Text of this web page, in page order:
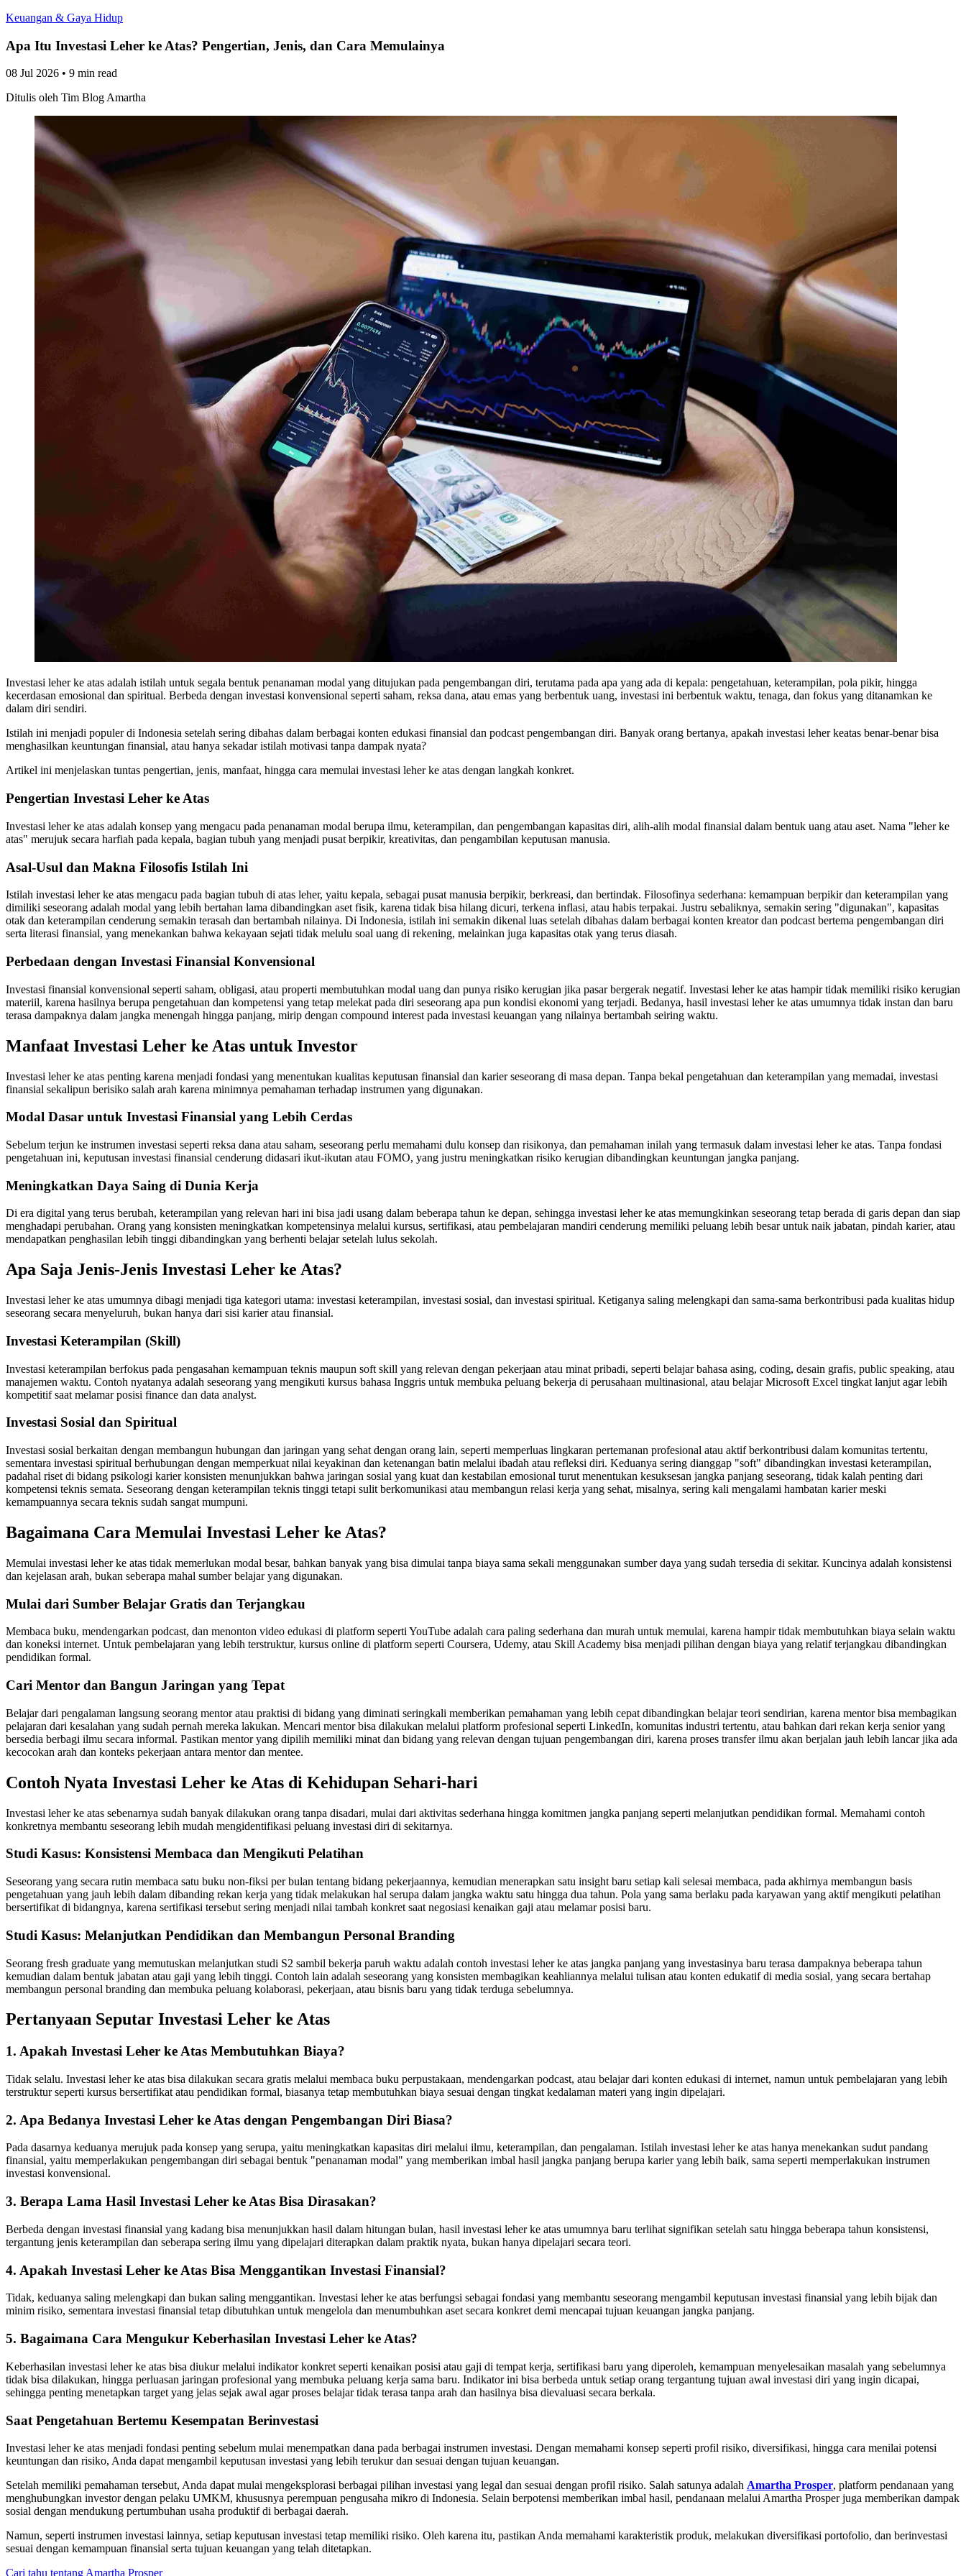
Keuangan & Gaya Hidup
Apa Itu Investasi Leher ke Atas? Pengertian, Jenis, dan Cara Memulainya
08 Jul 2026 • 9 min read
Ditulis oleh Tim Blog Amartha
Investasi leher ke atas adalah istilah untuk segala bentuk penanaman modal yang ditujukan pada pengembangan diri, terutama pada apa yang ada di kepala: pengetahuan, keterampilan, pola pikir, hingga
kecerdasan emosional dan spiritual. Berbeda dengan investasi konvensional seperti saham, reksa dana, atau emas yang berbentuk uang, investasi ini berbentuk waktu, tenaga, dan fokus yang ditanamkan ke
dalam diri sendiri.
Istilah ini menjadi populer di Indonesia setelah sering dibahas dalam berbagai konten edukasi finansial dan podcast pengembangan diri. Banyak orang bertanya, apakah investasi leher keatas benar-benar bisa
menghasilkan keuntungan finansial, atau hanya sekadar istilah motivasi tanpa dampak nyata?
Artikel ini menjelaskan tuntas pengertian, jenis, manfaat, hingga cara memulai investasi leher ke atas dengan langkah konkret.
Pengertian Investasi Leher ke Atas
Investasi leher ke atas adalah konsep yang mengacu pada penanaman modal berupa ilmu, keterampilan, dan pengembangan kapasitas diri, alih-alih modal finansial dalam bentuk uang atau aset. Nama "leher ke
atas" merujuk secara harfiah pada kepala, bagian tubuh yang menjadi pusat berpikir, kreativitas, dan pengambilan keputusan manusia.
Asal-Usul dan Makna Filosofis Istilah Ini
Istilah investasi leher ke atas mengacu pada bagian tubuh di atas leher, yaitu kepala, sebagai pusat manusia berpikir, berkreasi, dan bertindak. Filosofinya sederhana: kemampuan berpikir dan keterampilan yang
dimiliki seseorang adalah modal yang lebih bertahan lama dibandingkan aset fisik, karena tidak bisa hilang dicuri, terkena inflasi, atau habis terpakai. Justru sebaliknya, semakin sering "digunakan", kapasitas
otak dan keterampilan cenderung semakin terasah dan bertambah nilainya. Di Indonesia, istilah ini semakin dikenal luas setelah dibahas dalam berbagai konten kreator dan podcast bertema pengembangan diri
serta literasi finansial, yang menekankan bahwa kekayaan sejati tidak melulu soal uang di rekening, melainkan juga kapasitas otak yang terus diasah.
Perbedaan dengan Investasi Finansial Konvensional
Investasi finansial konvensional seperti saham, obligasi, atau properti membutuhkan modal uang dan punya risiko kerugian jika pasar bergerak negatif. Investasi leher ke atas hampir tidak memiliki risiko kerugian
materiil, karena hasilnya berupa pengetahuan dan kompetensi yang tetap melekat pada diri seseorang apa pun kondisi ekonomi yang terjadi. Bedanya, hasil investasi leher ke atas umumnya tidak instan dan baru
terasa dampaknya dalam jangka menengah hingga panjang, mirip dengan compound interest pada investasi keuangan yang nilainya bertambah seiring waktu.
Manfaat Investasi Leher ke Atas untuk Investor
Investasi leher ke atas penting karena menjadi fondasi yang menentukan kualitas keputusan finansial dan karier seseorang di masa depan. Tanpa bekal pengetahuan dan keterampilan yang memadai, investasi
finansial sekalipun berisiko salah arah karena minimnya pemahaman terhadap instrumen yang digunakan.
Modal Dasar untuk Investasi Finansial yang Lebih Cerdas
Sebelum terjun ke instrumen investasi seperti reksa dana atau saham, seseorang perlu memahami dulu konsep dan risikonya, dan pemahaman inilah yang termasuk dalam investasi leher ke atas. Tanpa fondasi
pengetahuan ini, keputusan investasi finansial cenderung didasari ikut-ikutan atau FOMO, yang justru meningkatkan risiko kerugian dibandingkan keuntungan jangka panjang.
Meningkatkan Daya Saing di Dunia Kerja
Di era digital yang terus berubah, keterampilan yang relevan hari ini bisa jadi usang dalam beberapa tahun ke depan, sehingga investasi leher ke atas memungkinkan seseorang tetap berada di garis depan dan siap
menghadapi perubahan. Orang yang konsisten meningkatkan kompetensinya melalui kursus, sertifikasi, atau pembelajaran mandiri cenderung memiliki peluang lebih besar untuk naik jabatan, pindah karier, atau
mendapatkan penghasilan lebih tinggi dibandingkan yang berhenti belajar setelah lulus sekolah.
Apa Saja Jenis-Jenis Investasi Leher ke Atas?
Investasi leher ke atas umumnya dibagi menjadi tiga kategori utama: investasi keterampilan, investasi sosial, dan investasi spiritual. Ketiganya saling melengkapi dan sama-sama berkontribusi pada kualitas hidup
seseorang secara menyeluruh, bukan hanya dari sisi karier atau finansial.
Investasi Keterampilan (Skill)
Investasi keterampilan berfokus pada pengasahan kemampuan teknis maupun soft skill yang relevan dengan pekerjaan atau minat pribadi, seperti belajar bahasa asing, coding, desain grafis, public speaking, atau
manajemen waktu. Contoh nyatanya adalah seseorang yang mengikuti kursus bahasa Inggris untuk membuka peluang bekerja di perusahaan multinasional, atau belajar Microsoft Excel tingkat lanjut agar lebih
kompetitif saat melamar posisi finance dan data analyst.
Investasi Sosial dan Spiritual
Investasi sosial berkaitan dengan membangun hubungan dan jaringan yang sehat dengan orang lain, seperti memperluas lingkaran pertemanan profesional atau aktif berkontribusi dalam komunitas tertentu,
sementara investasi spiritual berhubungan dengan memperkuat nilai keyakinan dan ketenangan batin melalui ibadah atau refleksi diri. Keduanya sering dianggap "soft" dibandingkan investasi keterampilan,
padahal riset di bidang psikologi karier konsisten menunjukkan bahwa jaringan sosial yang kuat dan kestabilan emosional turut menentukan kesuksesan jangka panjang seseorang, tidak kalah penting dari
kompetensi teknis semata. Seseorang dengan keterampilan teknis tinggi tetapi sulit berkomunikasi atau membangun relasi kerja yang sehat, misalnya, sering kali mengalami hambatan karier meski
kemampuannya secara teknis sudah sangat mumpuni.
Bagaimana Cara Memulai Investasi Leher ke Atas?
Memulai investasi leher ke atas tidak memerlukan modal besar, bahkan banyak yang bisa dimulai tanpa biaya sama sekali menggunakan sumber daya yang sudah tersedia di sekitar. Kuncinya adalah konsistensi
dan kejelasan arah, bukan seberapa mahal sumber belajar yang digunakan.
Mulai dari Sumber Belajar Gratis dan Terjangkau
Membaca buku, mendengarkan podcast, dan menonton video edukasi di platform seperti YouTube adalah cara paling sederhana dan murah untuk memulai, karena hampir tidak membutuhkan biaya selain waktu
dan koneksi internet. Untuk pembelajaran yang lebih terstruktur, kursus online di platform seperti Coursera, Udemy, atau Skill Academy bisa menjadi pilihan dengan biaya yang relatif terjangkau dibandingkan
pendidikan formal.
Cari Mentor dan Bangun Jaringan yang Tepat
Belajar dari pengalaman langsung seorang mentor atau praktisi di bidang yang diminati seringkali memberikan pemahaman yang lebih cepat dibandingkan belajar teori sendirian, karena mentor bisa membagikan
pelajaran dari kesalahan yang sudah pernah mereka lakukan. Mencari mentor bisa dilakukan melalui platform profesional seperti LinkedIn, komunitas industri tertentu, atau bahkan dari rekan kerja senior yang
bersedia berbagi ilmu secara informal. Pastikan mentor yang dipilih memiliki minat dan bidang yang relevan dengan tujuan pengembangan diri, karena proses transfer ilmu akan berjalan jauh lebih lancar jika ada
kecocokan arah dan konteks pekerjaan antara mentor dan mentee.
Contoh Nyata Investasi Leher ke Atas di Kehidupan Sehari-hari
Investasi leher ke atas sebenarnya sudah banyak dilakukan orang tanpa disadari, mulai dari aktivitas sederhana hingga komitmen jangka panjang seperti melanjutkan pendidikan formal. Memahami contoh
konkretnya membantu seseorang lebih mudah mengidentifikasi peluang investasi diri di sekitarnya.
Studi Kasus: Konsistensi Membaca dan Mengikuti Pelatihan
Seseorang yang secara rutin membaca satu buku non-fiksi per bulan tentang bidang pekerjaannya, kemudian menerapkan satu insight baru setiap kali selesai membaca, pada akhirnya membangun basis
pengetahuan yang jauh lebih dalam dibanding rekan kerja yang tidak melakukan hal serupa dalam jangka waktu satu hingga dua tahun. Pola yang sama berlaku pada karyawan yang aktif mengikuti pelatihan
bersertifikat di bidangnya, karena sertifikasi tersebut sering menjadi nilai tambah konkret saat negosiasi kenaikan gaji atau melamar posisi baru.
Studi Kasus: Melanjutkan Pendidikan dan Membangun Personal Branding
Seorang fresh graduate yang memutuskan melanjutkan studi S2 sambil bekerja paruh waktu adalah contoh investasi leher ke atas jangka panjang yang investasinya baru terasa dampaknya beberapa tahun
kemudian dalam bentuk jabatan atau gaji yang lebih tinggi. Contoh lain adalah seseorang yang konsisten membagikan keahliannya melalui tulisan atau konten edukatif di media sosial, yang secara bertahap
membangun personal branding dan membuka peluang kolaborasi, pekerjaan, atau bisnis baru yang tidak terduga sebelumnya.
Pertanyaan Seputar Investasi Leher ke Atas
1. Apakah Investasi Leher ke Atas Membutuhkan Biaya?
Tidak selalu. Investasi leher ke atas bisa dilakukan secara gratis melalui membaca buku perpustakaan, mendengarkan podcast, atau belajar dari konten edukasi di internet, namun untuk pembelajaran yang lebih
terstruktur seperti kursus bersertifikat atau pendidikan formal, biasanya tetap membutuhkan biaya sesuai dengan tingkat kedalaman materi yang ingin dipelajari.
2. Apa Bedanya Investasi Leher ke Atas dengan Pengembangan Diri Biasa?
Pada dasarnya keduanya merujuk pada konsep yang serupa, yaitu meningkatkan kapasitas diri melalui ilmu, keterampilan, dan pengalaman. Istilah investasi leher ke atas hanya menekankan sudut pandang
finansial, yaitu memperlakukan pengembangan diri sebagai bentuk "penanaman modal" yang memberikan imbal hasil jangka panjang berupa karier yang lebih baik, sama seperti memperlakukan instrumen
investasi konvensional.
3. Berapa Lama Hasil Investasi Leher ke Atas Bisa Dirasakan?
Berbeda dengan investasi finansial yang kadang bisa menunjukkan hasil dalam hitungan bulan, hasil investasi leher ke atas umumnya baru terlihat signifikan setelah satu hingga beberapa tahun konsistensi,
tergantung jenis keterampilan dan seberapa sering ilmu yang dipelajari diterapkan dalam praktik nyata, bukan hanya dipelajari secara teori.
4. Apakah Investasi Leher ke Atas Bisa Menggantikan Investasi Finansial?
Tidak, keduanya saling melengkapi dan bukan saling menggantikan. Investasi leher ke atas berfungsi sebagai fondasi yang membantu seseorang mengambil keputusan investasi finansial yang lebih bijak dan
minim risiko, sementara investasi finansial tetap dibutuhkan untuk mengelola dan menumbuhkan aset secara konkret demi mencapai tujuan keuangan jangka panjang.
5. Bagaimana Cara Mengukur Keberhasilan Investasi Leher ke Atas?
Keberhasilan investasi leher ke atas bisa diukur melalui indikator konkret seperti kenaikan posisi atau gaji di tempat kerja, sertifikasi baru yang diperoleh, kemampuan menyelesaikan masalah yang sebelumnya
tidak bisa dilakukan, hingga perluasan jaringan profesional yang membuka peluang kerja sama baru. Indikator ini bisa berbeda untuk setiap orang tergantung tujuan awal investasi diri yang ingin dicapai,
sehingga penting menetapkan target yang jelas sejak awal agar proses belajar tidak terasa tanpa arah dan hasilnya bisa dievaluasi secara berkala.
Saat Pengetahuan Bertemu Kesempatan Berinvestasi
Investasi leher ke atas menjadi fondasi penting sebelum mulai menempatkan dana pada berbagai instrumen investasi. Dengan memahami konsep seperti profil risiko, diversifikasi, hingga cara menilai potensi
keuntungan dan risiko, Anda dapat mengambil keputusan investasi yang lebih terukur dan sesuai dengan tujuan keuangan.
Setelah memiliki pemahaman tersebut, Anda dapat mulai mengeksplorasi berbagai pilihan investasi yang legal dan sesuai dengan profil risiko. Salah satunya adalah Amartha Prosper, platform pendanaan yang
menghubungkan investor dengan pelaku UMKM, khususnya perempuan pengusaha mikro di Indonesia. Selain berpotensi memberikan imbal hasil, pendanaan melalui Amartha Prosper juga memberikan dampak
sosial dengan mendukung pertumbuhan usaha produktif di berbagai daerah.
Namun, seperti instrumen investasi lainnya, setiap keputusan investasi tetap memiliki risiko. Oleh karena itu, pastikan Anda memahami karakteristik produk, melakukan diversifikasi portofolio, dan berinvestasi
sesuai dengan kemampuan finansial serta tujuan keuangan yang telah ditetapkan.
Cari tahu tentang Amartha Prosper